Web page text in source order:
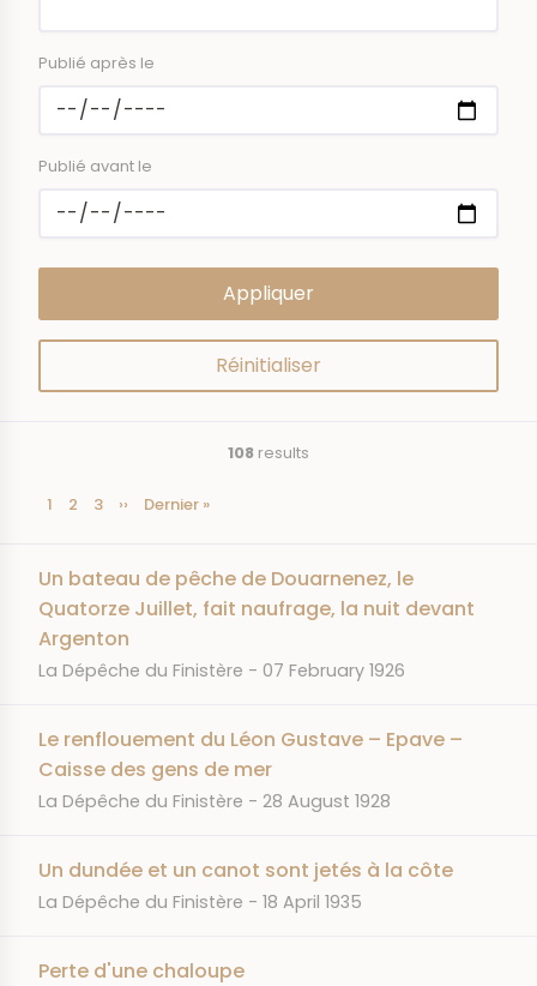
Publié après le
Publié avant le
108 results
Pagination
Current
1 Page
2 Page
3
Next
››
Last
Dernier »
Un bateau de pêche de Douarnenez, le
Quatorze Juillet, fait naufrage, la nuit devant
Argenton
JOURNAL
La Dépêche du Finistère DATE
07 February 1926
Le renflouement du Léon Gustave – Epave –
Caisse des gens de mer
JOURNAL
La Dépêche du Finistère DATE
28 August 1928
Un dundée et un canot sont jetés à la côte
JOURNAL
La Dépêche du Finistère DATE
18 April 1935
Perte d'une chaloupe